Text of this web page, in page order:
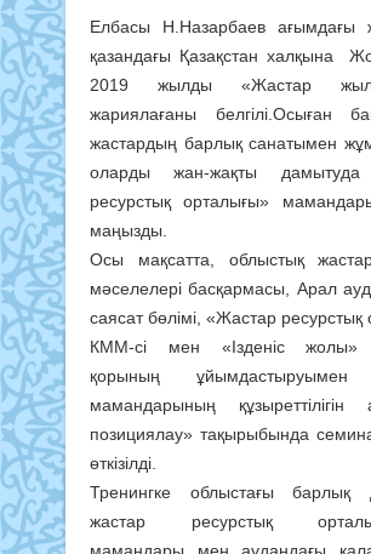
Елбасы Н.Назарбаев
қазандағы Қазақстан халқына
2019 жылды «Жастар
жариялағаны белгілі.Осыған
жастардың барлық санатымен
оларды жан-жақты дамытуда
ресурстық орталығы»
маңызды.
Осы мақсатта, облыстық
мәселелері басқармасы, Арал
саясат бөлімі, «Жастар ресурстық
КММ-сі мен «Ізденіс жолы»
қорының ұйымдастыруымен
мамандарының құзыреттілігін
позициялау» тақырыбында
өткізілді.
Тренингке облыстағы барлық
жастар ресурстық